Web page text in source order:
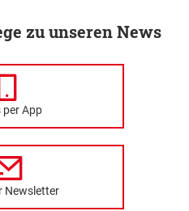
zu unseren News
per App
Newsletter